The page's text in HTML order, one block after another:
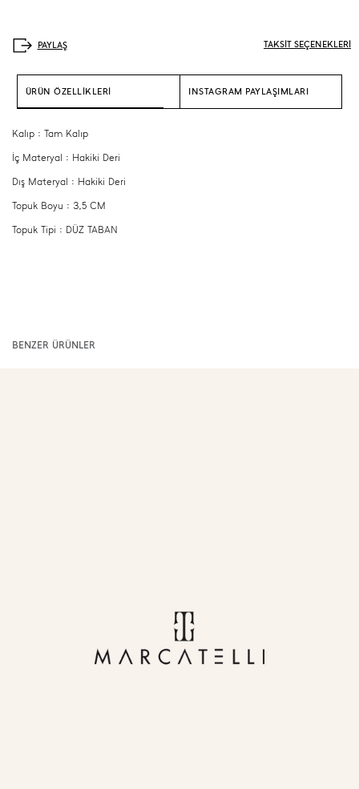
TAKSİT SEÇENEKLERİ
ÜRÜN ÖZELLİKLERİ INSTAGRAM PAYLAŞIMLARI
Kalıp : Tam Kalıp
İç Materyal : Hakiki Deri
Dış Materyal : Hakiki Deri
Topuk Boyu : 3,5 CM
Topuk Tipi : DÜZ TABAN
BENZER ÜRÜNLER